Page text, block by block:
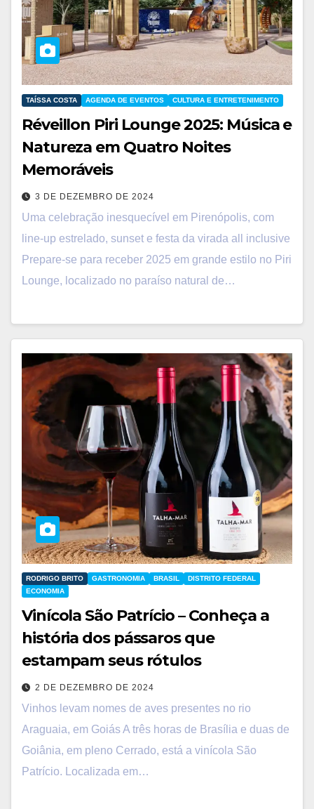
TAÍSSA COSTA AGENDA DE EVENTOS CULTURA E ENTRETENIMENTO
Réveillon Piri Lounge 2025: Música e
Natureza em Quatro Noites
Memoráveis
3 DE DEZEMBRO DE 2024
Uma celebração inesquecível em Pirenópolis, com
line-up estrelado, sunset e festa da virada all inclusive
Prepare-se para receber 2025 em grande estilo no Piri
Lounge, localizado no paraíso natural de…
GASTRONOMIA BRASIL
DISTRITO FEDERAL
ECONOMIA
RODRIGO BRITO
Vinícola São Patrício – Conheça a
história dos pássaros que
estampam seus rótulos
2 DE DEZEMBRO DE 2024
Vinhos levam nomes de aves presentes no rio
Araguaia, em Goiás A três horas de Brasília e duas de
Goiânia, em pleno Cerrado, está a vinícola São
Patrício. Localizada em…